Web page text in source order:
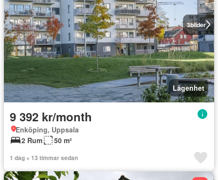
3bilder
Lägenhet
9 392 kr/month
Enköping, Uppsala
2 Rum
50 m²
1 dag + 13 timmar sedan